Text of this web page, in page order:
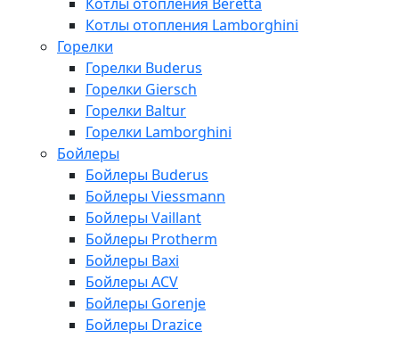
Котлы отопления Beretta
Котлы отопления Lamborghini
Горелки
Горелки Buderus
Горелки Giersch
Горелки Baltur
Горелки Lamborghini
Бойлеры
Бойлеры Buderus
Бойлеры Viessmann
Бойлеры Vaillant
Бойлеры Protherm
Бойлеры Baxi
Бойлеры ACV
Бойлеры Gorenje
Бойлеры Drazice